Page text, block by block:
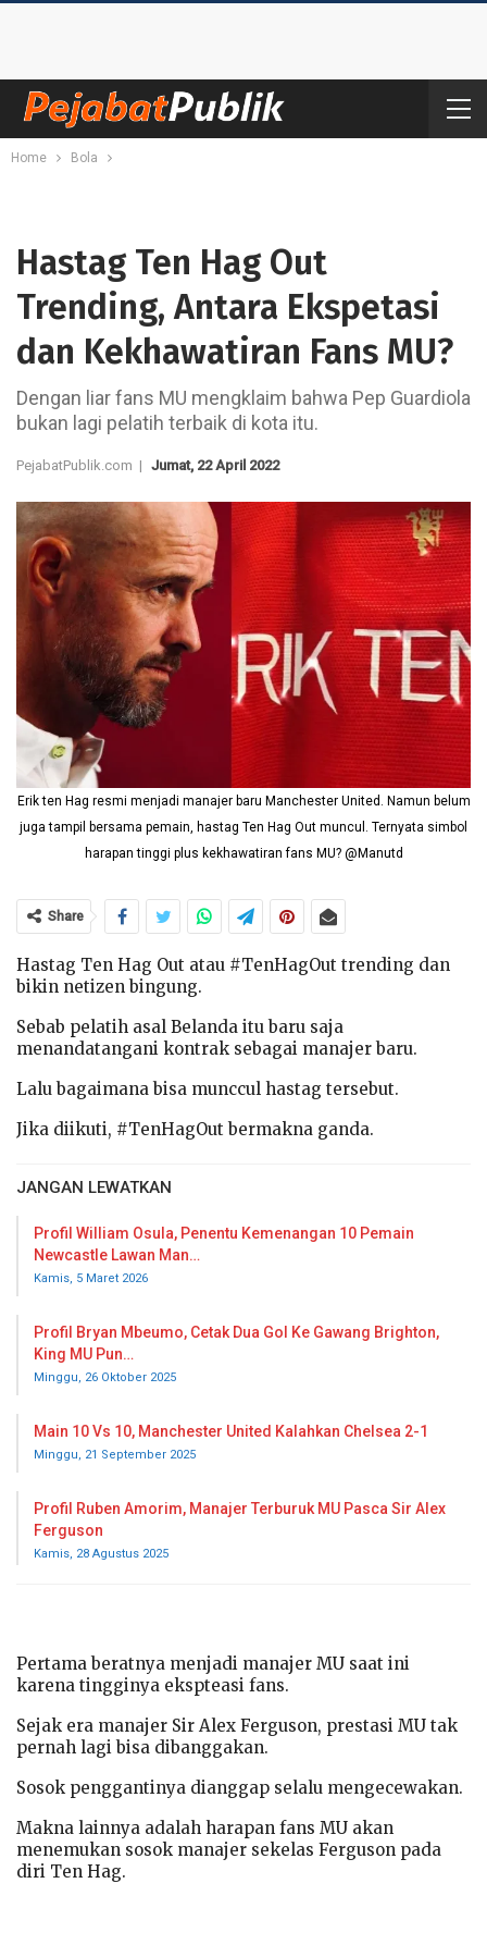
Home Bola
Hastag Ten Hag Out
Trending, Antara Ekspetasi
dan Kekhawatiran Fans MU?
Dengan liar fans MU mengklaim bahwa Pep Guardiola
bukan lagi pelatih terbaik di kota itu.
PejabatPublik.com | Jumat, 22 April 2022
Erik ten Hag resmi menjadi manajer baru Manchester United. Namun belum
juga tampil bersama pemain, hastag Ten Hag Out muncul. Ternyata simbol
harapan tinggi plus kekhawatiran fans MU? @Manutd
Share
Hastag Ten Hag Out atau #TenHagOut trending dan
bikin netizen bingung.
Sebab pelatih asal Belanda itu baru saja
menandatangani kontrak sebagai manajer baru.
Lalu bagaimana bisa munccul hastag tersebut.
Jika diikuti, #TenHagOut bermakna ganda.
JANGAN LEWATKAN
Profil William Osula, Penentu Kemenangan 10 Pemain
Newcastle Lawan Man…
Kamis, 5 Maret 2026
Profil Bryan Mbeumo, Cetak Dua Gol Ke Gawang Brighton,
King MU Pun…
Minggu, 26 Oktober 2025
Main 10 Vs 10, Manchester United Kalahkan Chelsea 2-1
Minggu, 21 September 2025
Profil Ruben Amorim, Manajer Terburuk MU Pasca Sir Alex
Ferguson
Kamis, 28 Agustus 2025
Pertama beratnya menjadi manajer MU saat ini
karena tingginya ekspteasi fans.
Sejak era manajer Sir Alex Ferguson, prestasi MU tak
pernah lagi bisa dibanggakan.
Sosok penggantinya dianggap selalu mengecewakan.
Makna lainnya adalah harapan fans MU akan
menemukan sosok manajer sekelas Ferguson pada
diri Ten Hag.